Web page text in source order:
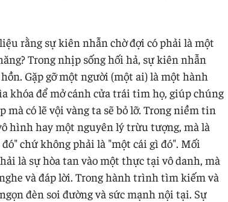
rằng sự kiên nhẫn chờ đợi có phải là một
Trong nhịp sống hối hả, sự kiên nhẫn
Gặp gỡ một người (một ai) là một hành
khóa để mở cánh cửa trái tim họ, giúp chúng
có lẽ vội vàng ta sẽ bỏ lỡ. Trong niềm tin
hình hay một nguyên lý trừu tượng, mà là
chứ không phải là "một cái gì đó". Mối
là sự hòa tan vào một thực tại vô danh, mà
và đáp lời. Trong hành trình tìm kiếm và
đèn soi đường và sức mạnh nội tại. Sự